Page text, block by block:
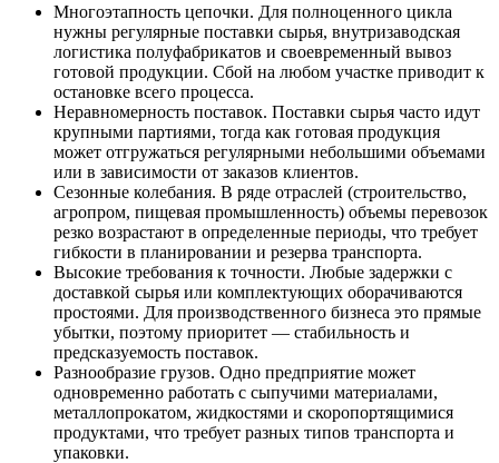
Многоэтапность цепочки. Для полноценного цикла
нужны регулярные поставки сырья, внутризаводская
логистика полуфабрикатов и своевременный вывоз
готовой продукции. Сбой на любом участке приводит к
остановке всего процесса.
Неравномерность поставок. Поставки сырья часто идут
крупными партиями, тогда как готовая продукция
может отгружаться регулярными небольшими объемами
или в зависимости от заказов клиентов.
Сезонные колебания. В ряде отраслей (строительство,
агропром, пищевая промышленность) объемы перевозок
резко возрастают в определенные периоды, что требует
гибкости в планировании и резерва транспорта.
Высокие требования к точности. Любые задержки с
доставкой сырья или комплектующих оборачиваются
простоями. Для производственного бизнеса это прямые
убытки, поэтому приоритет — стабильность и
предсказуемость поставок.
Разнообразие грузов. Одно предприятие может
одновременно работать с сыпучими материалами,
металлопрокатом, жидкостями и скоропортящимися
продуктами, что требует разных типов транспорта и
упаковки.